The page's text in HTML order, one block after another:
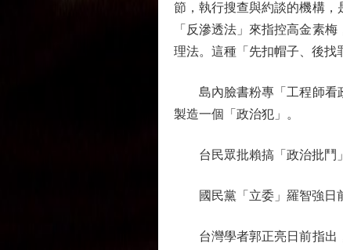
節，執行搜查與約談的機構，
「反滲透法」來指控高金素
理法。這種「先扣帽子、後找
島內臉書粉專「工程師看政
製造一個「政治犯」。
台民眾批賴搞「政治批鬥」
國民黨「立委」羅智強日前
台灣學者郭正亮日前指出，